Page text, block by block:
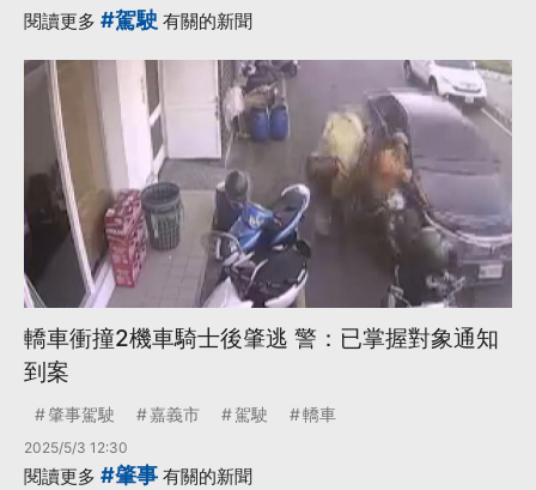
閱讀更多 #駕駛 有關的新聞
轎車衝撞2機車騎士後肇逃 警：已掌握對象通知
到案
肇事駕駛 嘉義市 駕駛 轎車
2025/5/3 12:30
閱讀更多 #肇事 有關的新聞